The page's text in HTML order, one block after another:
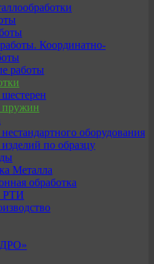
Координатно-
работы
пружин
оборудования
по образцу
Металла
обработка
РТИ